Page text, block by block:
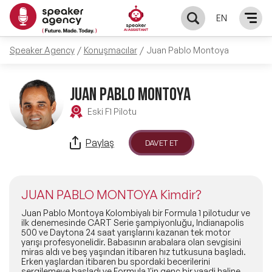
EN
KONUŞMACILAR
Yerel Konuşmacılar
Global Konuşmacılar
Exclusive Konuşmacılar
Tüm Konuşmacılar
KONULAR
Öne Çıkan Konular
Ünlü Konuşmacılar
İlham Veren Konuşmacılar
İlham Veren Kadın Konuşmacılar
ÇÖZÜMLER
Master Class Workshop
Akış Sunumu & Moderasyon
HAKKIMIZDA
Biz Kimiz?
BLOG
Speaker Agency Konuşmacılar Juan Pablo Montoya
JUAN PABLO MONTOYA
Eski F1 Pilotu
Paylaş DAVET ET
JUAN PABLO MONTOYA Kimdir?
Juan Pablo Montoya Kolombiyalı bir Formula 1 pilotudur ve
ilk denemesinde CART Serie şampiyonluğu, Indianapolis
500 ve Daytona 24 saat yarışlarını kazanan tek motor
yarışı profesyonelidir. Babasının arabalara olan sevgisini
miras aldı ve beş yaşından itibaren hız tutkusuna başladı.
Erken yaşlardan itibaren bu spordaki becerilerini